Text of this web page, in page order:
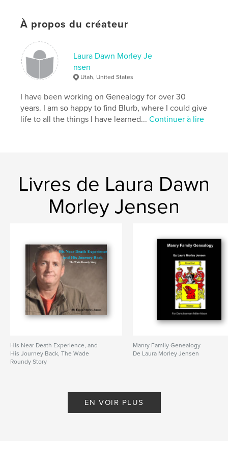
À propos du créateur
Laura Dawn Morley Je
nsen
Utah, United States
I have been working on Genealogy for over 30
years. I am so happy to find Blurb, where I could give
life to all the things I have learned...Continuer à lire
Livres de Laura Dawn
Morley Jensen
His Near Death Experience, and
His Journey Back, The Wade
Roundy Story
Manry Family Genealogy
De Laura Morley Jensen
EN VOIR PLUS